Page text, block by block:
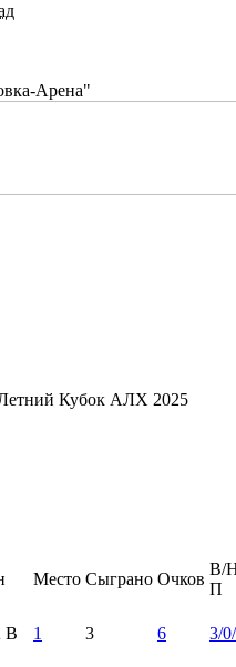
Арена"
Кубок АЛХ 2025
Место Сыграно Очков
В/
П
1 3 6 3/